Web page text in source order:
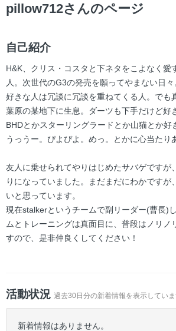
pillow712さんのページ
自己紹介
H&K、クリス・コスタと下ネタをこよなく愛
人。次世代のG3の発売を願ってやまない日々
好きな人は冗談に冗談を重ねてくる人。でも
葉原の某地下に生息。ダーツも下手だけど好
BHDとかスターリングラードとか山猫とか好
うっうー。ぴよぴよ。めっ。とかに心当たり
友人に乗せられてやりはじめたサバゲですが
りになっていました。まだまだにわかですが
いと思っています。
現在stalkerというチームで副リーダー(曹長)
ムとトレーニングは真面目に、普段はノリノ
すので、是非仲良くしてください！
活動状況 過去30日分の新着情報を表示していま
新着情報はありません。